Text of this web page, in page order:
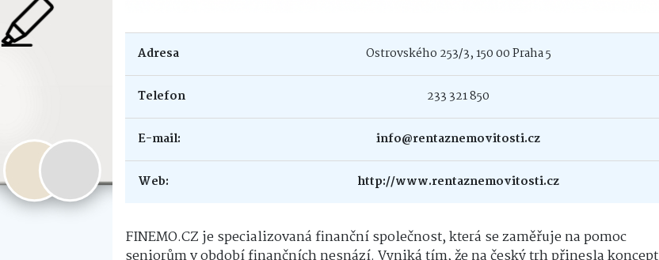
Adresa Ostrovského 253/3, 150 00 Praha 5
Telefon 233 321 850
E-mail: info@rentaznemovitosti.cz
Web: http://www.rentaznemovitosti.cz
FINEMO.CZ je specializovaná finanční společnost, která se zaměřuje na pomoc